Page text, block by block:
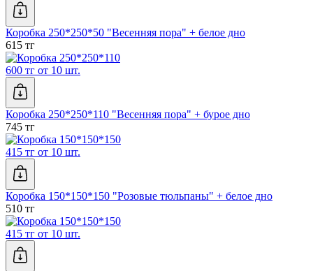
Коробка 250*250*50 "Весенняя пора" + белое дно
615 тг
600 тг от 10 шт.
Коробка 250*250*110 "Весенняя пора" + бурое дно
745 тг
415 тг от 10 шт.
Коробка 150*150*150 "Розовые тюльпаны" + белое дно
510 тг
415 тг от 10 шт.